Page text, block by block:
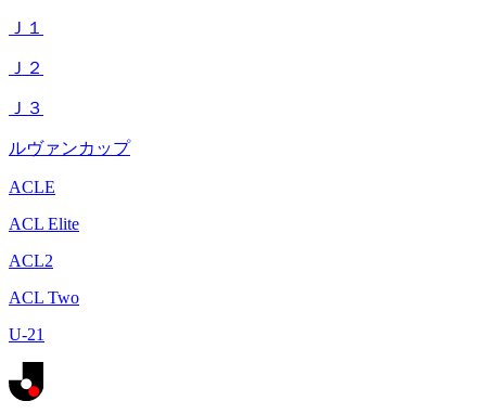
Ｊ１
Ｊ２
Ｊ３
ルヴァンカップ
ACLE
ACL Elite
ACL2
ACL Two
U-21